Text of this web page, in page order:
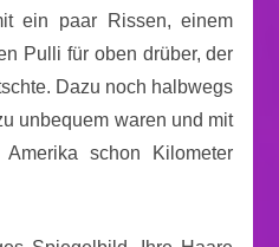
ein paar Rissen, einem
Pulli für oben drüber, der
Dazu noch halbwegs
unbequem waren und mit
schon Kilometer